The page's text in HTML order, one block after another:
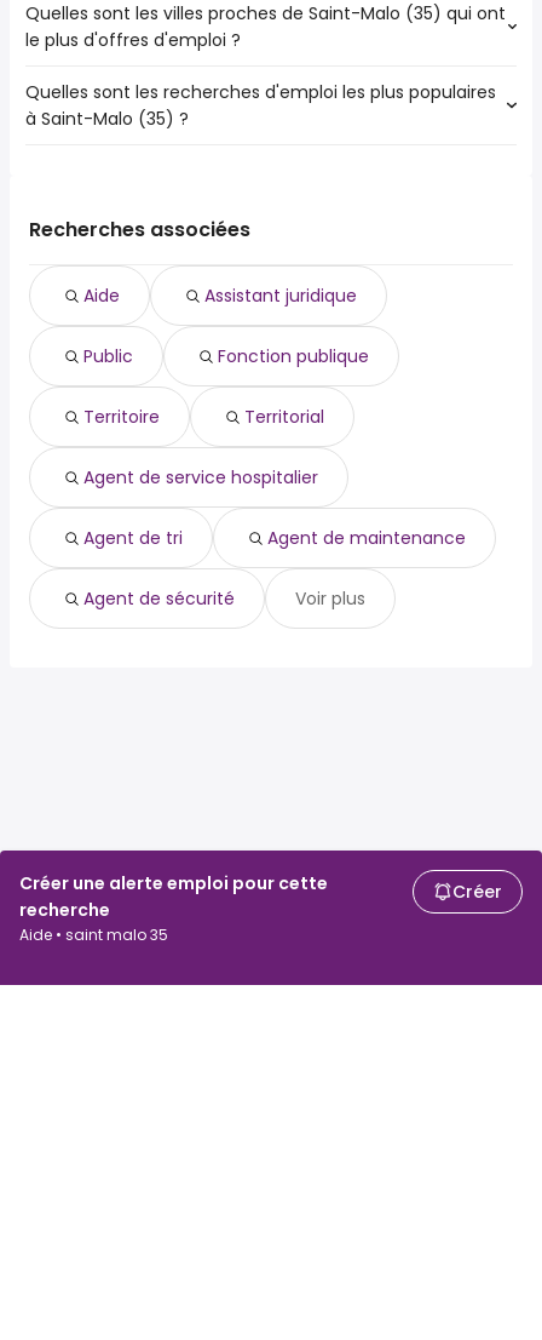
Créer une alerte emploi pour cette
recherche
Aide • saint malo 35
Créer
Quelles sont les villes proches de Saint-Malo (35) qui ont
le plus d'offres d'emploi ?
Les 10 villes proches de Saint-Malo (35) qui ont le plus
d'offres d'emploi sont :
Combourg
Quelles sont les recherches d'emploi les plus populaires
à Saint-Malo (35) ?
public
territorial
agent de service hospitalier
agent de tri
agent de maintenance
aide
agent de sécurité
aide à domicile
Recherches associées
Aide Assistant juridique
Public Fonction publique
Territoire Territorial
Agent de service hospitalier
Agent de tri Agent de maintenance
Agent de sécurité Voir plus